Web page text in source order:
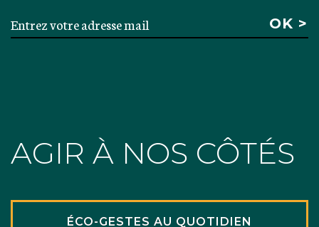
AGIR À NOS CÔTÉS
ÉCO-GESTES AU QUOTIDIEN